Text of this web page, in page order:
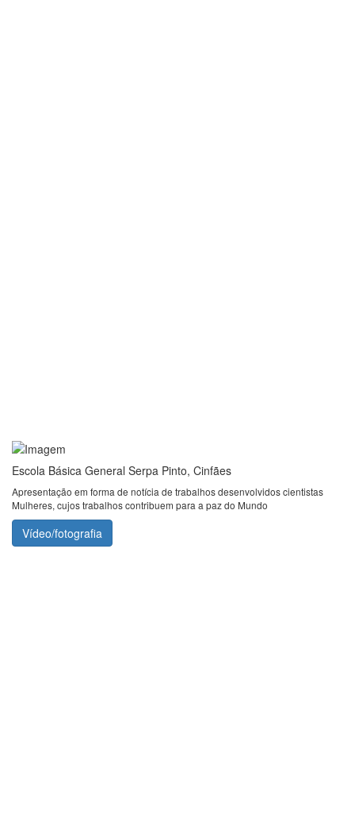
Escola Básica General Serpa Pinto, Cinfães
Apresentação em forma de notícia de trabalhos desenvolvidos cientistas
Mulheres, cujos trabalhos contribuem para a paz do Mundo
Vídeo/fotografia